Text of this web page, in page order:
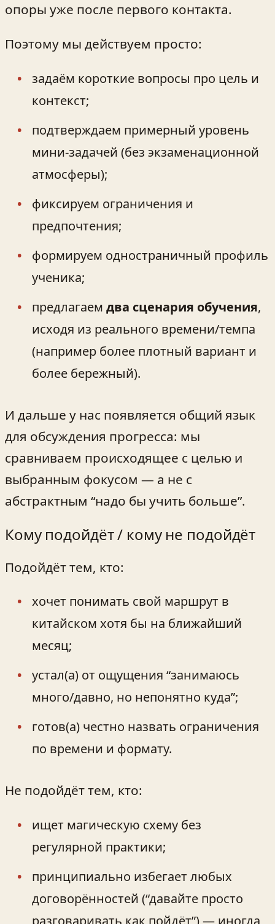
опоры уже после первого контакта.
Поэтому мы действуем просто:
задаём короткие вопросы про цель и
контекст;
подтверждаем примерный уровень
мини‑задачей (без экзаменационной
атмосферы);
фиксируем ограничения и
предпочтения;
формируем одностраничный профиль
ученика;
предлагаем два сценария обучения,
исходя из реального времени/темпа
(например более плотный вариант и
более бережный).
И дальше у нас появляется общий язык
для обсуждения прогресса: мы
сравниваем происходящее с целью и
выбранным фокусом — а не с
абстрактным “надо бы учить больше”.
Кому подойдёт / кому не подойдёт
Подойдёт тем, кто:
хочет понимать свой маршрут в
китайском хотя бы на ближайший
месяц;
устал(а) от ощущения “занимаюсь
много/давно, но непонятно куда”;
готов(а) честно назвать ограничения
по времени и формату.
Не подойдёт тем, кто:
ищет магическую схему без
регулярной практики;
принципиально избегает любых
договорённостей (“давайте просто